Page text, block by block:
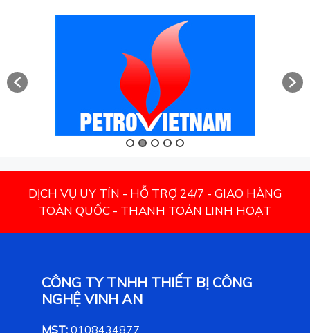
DỊCH VỤ UY TÍN - HỖ TRỢ 24/7 - GIAO HÀNG
TOÀN QUỐC - THANH TOÁN LINH HOẠT
CÔNG TY TNHH THIẾT BỊ CÔNG
NGHỆ VINH AN
MST: 0108434877